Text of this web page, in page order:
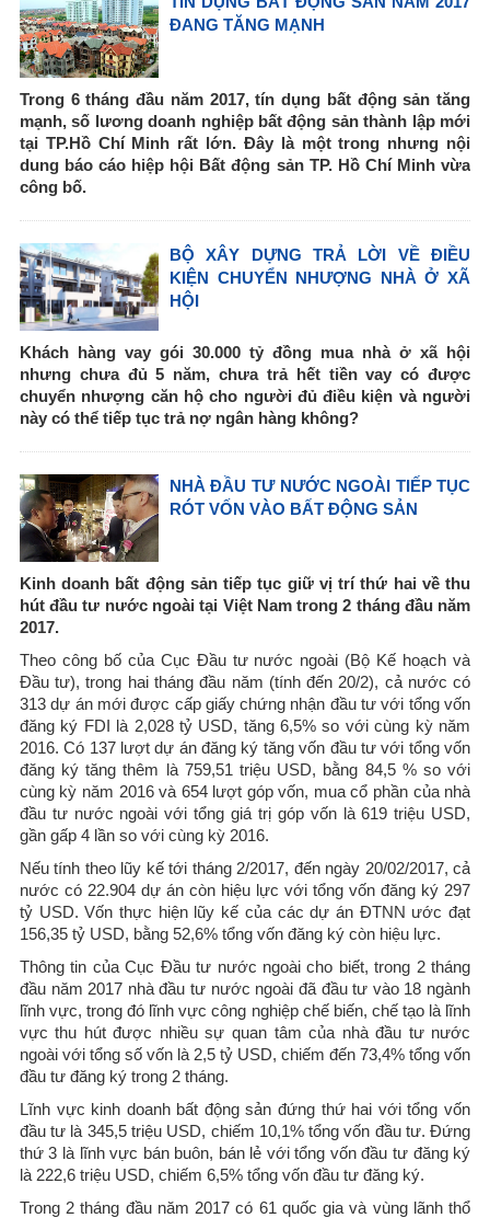
ĐANG TĂNG MẠNH
Trong 6 tháng đầu năm 2017, tín dụng bất động sản tăng
mạnh, số lương doanh nghiệp bất động sản thành lập mới
tại TP.Hồ Chí Minh rất lớn. Đây là một trong nhưng nội
dung báo cáo hiệp hội Bất động sản TP. Hồ Chí Minh vừa
công bố.
BỘ XÂY DỰNG TRẢ LỜI VỀ ĐIỀU
KIỆN CHUYỂN NHƯỢNG NHÀ Ở XÃ
HỘI
Khách hàng vay gói 30.000 tỷ đồng mua nhà ở xã hội
nhưng chưa đủ 5 năm, chưa trả hết tiền vay có được
chuyển nhượng căn hộ cho người đủ điều kiện và người
này có thể tiếp tục trả nợ ngân hàng không?
NHÀ ĐẦU TƯ NƯỚC NGOÀI TIẾP TỤC
RÓT VỐN VÀO BẤT ĐỘNG SẢN
Kinh doanh bất động sản tiếp tục giữ vị trí thứ hai về thu
hút đầu tư nước ngoài tại Việt Nam trong 2 tháng đầu năm
2017.
Theo công bố của Cục Đầu tư nước ngoài (Bộ Kế hoạch và
Đầu tư), trong hai tháng đầu năm (tính đến 20/2), cả nước có
313 dự án mới được cấp giấy chứng nhận đầu tư với tổng vốn
đăng ký FDI là 2,028 tỷ USD, tăng 6,5% so với cùng kỳ năm
2016. Có 137 lượt dự án đăng ký tăng vốn đầu tư với tổng vốn
đăng ký tăng thêm là 759,51 triệu USD, bằng 84,5 % so với
cùng kỳ năm 2016 và 654 lượt góp vốn, mua cổ phần của nhà
đầu tư nước ngoài với tổng giá trị góp vốn là 619 triệu USD,
gần gấp 4 lần so với cùng kỳ 2016.
Nếu tính theo lũy kế tới tháng 2/2017, đến ngày 20/02/2017, cả
nước có 22.904 dự án còn hiệu lực với tổng vốn đăng ký 297
tỷ USD. Vốn thực hiện lũy kế của các dự án ĐTNN ước đạt
156,35 tỷ USD, bằng 52,6% tổng vốn đăng ký còn hiệu lực.
Thông tin của Cục Đầu tư nước ngoài cho biết, trong 2 tháng
đầu năm 2017 nhà đầu tư nước ngoài đã đầu tư vào 18 ngành
lĩnh vực, trong đó lĩnh vực công nghiệp chế biến, chế tạo là lĩnh
vực thu hút được nhiều sự quan tâm của nhà đầu tư nước
ngoài với tổng số vốn là 2,5 tỷ USD, chiếm đến 73,4% tổng vốn
đầu tư đăng ký trong 2 tháng.
Lĩnh vực kinh doanh bất động sản đứng thứ hai với tổng vốn
đầu tư là 345,5 triệu USD, chiếm 10,1% tổng vốn đầu tư. Đứng
thứ 3 là lĩnh vực bán buôn, bán lẻ với tổng vốn đầu tư đăng ký
là 222,6 triệu USD, chiếm 6,5% tổng vốn đầu tư đăng ký.
Trong 2 tháng đầu năm 2017 có 61 quốc gia và vùng lãnh thổ